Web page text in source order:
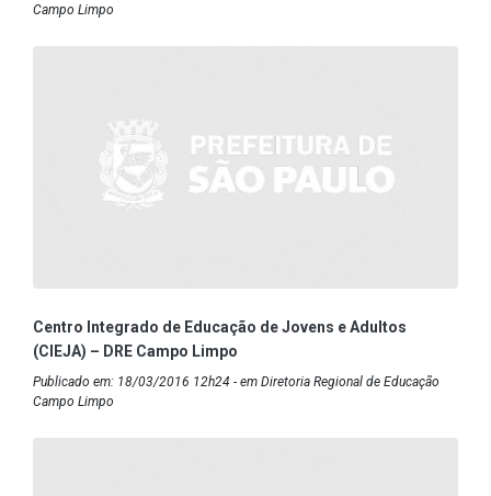
Campo Limpo
Centro Integrado de Educação de Jovens e Adultos
(CIEJA) – DRE Campo Limpo
Publicado em: 18/03/2016 12h24 - em Diretoria Regional de Educação
Campo Limpo